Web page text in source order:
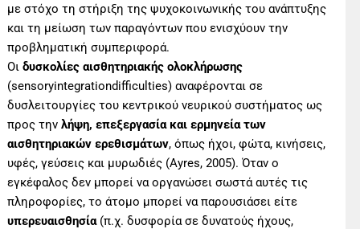
με στόχο τη στήριξη της ψυχοκοινωνικής του ανάπτυξης
και τη μείωση των παραγόντων που ενισχύουν την
προβληματική συμπεριφορά.
Οιδυσκολίες αισθητηριακής ολοκλήρωσης
(sensoryintegrationdifficulties) αναφέρονται σε
δυσλειτουργίες του κεντρικού νευρικού συστήματος ως
προς τηνλήψη, επεξεργασία και ερμηνεία των
αισθητηριακών ερεθισμάτων, όπως ήχοι, φώτα, κινήσεις,
υφές, γεύσεις και μυρωδιές (Ayres, 2005). Όταν ο
εγκέφαλος δεν μπορεί να οργανώσει σωστά αυτές τις
πληροφορίες, το άτομο μπορεί να παρουσιάσει είτε
υπερευαισθησία(π.χ. δυσφορία σε δυνατούς ήχους,